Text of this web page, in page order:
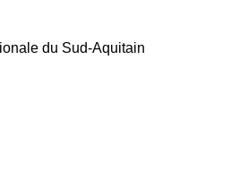
du Sud-Aquitain